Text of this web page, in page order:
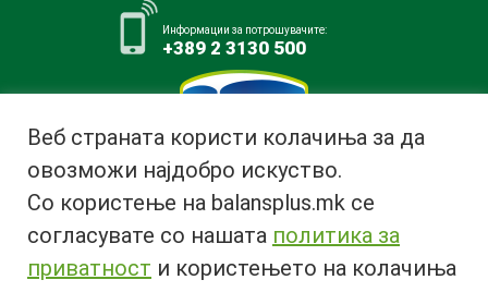
Информации за потрошувачите:
+389 2 3130 500
ул. Ѓурчин Наумов Пљакот бр.1,
7000 Битола, Република
Македонија
Веб страната користи колачиња за да
овозможи најдобро искуство.
Со користење на balansplus.mk се
согласувате со нашата политика за
приватност и користењето на колачиња